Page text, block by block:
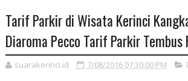
Tarif Parkir di Wisata Kerinci
Diaroma Pecco Tarif Parkir Tembus
suarakerinci.id 7/08/2016 07:30:00 PM